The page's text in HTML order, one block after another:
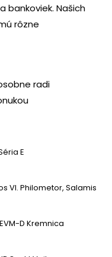
bankoviek. Našich
rôzne
radi
E
VI. Philometor, Salamis
D Kremnica